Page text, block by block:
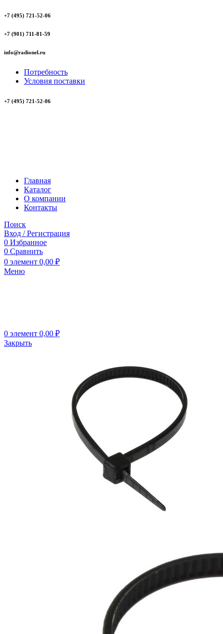
+7 (495) 721-52-06
+7 (901) 711-81-59
info@radionel.ru
Потребность
Условия поставки
+7 (495) 721-52-06
Главная
Каталог
О компании
Контакты
Поиск
Вход / Регистрация
0 Избранное
0 Сравнить
0 элемент 0,00 ₽
Меню
0 элемент 0,00 ₽
Закрыть